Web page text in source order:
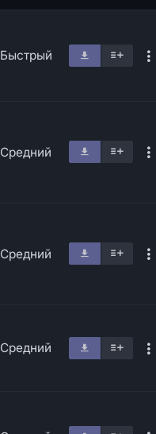
Быстрый
Средний
Средний
Средний